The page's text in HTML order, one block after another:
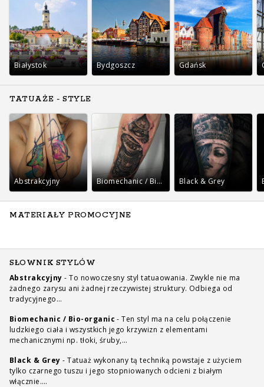
Białystok Bydgoszcz Gdańsk
TATUAŻE - STYLE
Abstrakcyjny Biomechanic / Bio-organic Black & Grey
MATERIAŁY PROMOCYJNE
SŁOWNIK STYLÓW
Abstrakcyjny - To nowoczesny styl tatuaowania. Zwykle nie ma
żadnego zarysu ani żadnej rzeczywistej struktury. Odbiega od
tradycyjnego…
Biomechanic / Bio-organic - Ten styl ma na celu połączenie
ludzkiego ciała i wszystkich jego krzywizn z elementami
mechanicznymi np. tłoki, śruby,…
Black & Grey - Tatuaż wykonany tą techniką powstaje z użyciem
tylko czarnego tuszu i jego stopniowanych odcieni z białym
włącznie.…